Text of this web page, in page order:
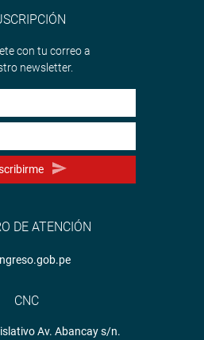
con tu correo a
newsletter.
DE ATENCIÓN
CNC
Av. Abancay s/n.